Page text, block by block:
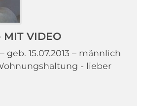
MIT VIDEO
geb. 15.07.2013 – männlich
- lieber